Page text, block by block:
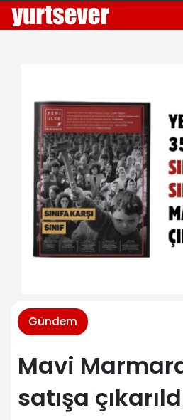
Gündem
Mavi
satışa